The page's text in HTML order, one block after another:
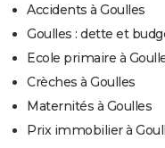
Accidents à Goulles
Goulles : dette et
Ecole primaire à
Crèches à Goulles
Maternités à Goulles
Prix immobilier à